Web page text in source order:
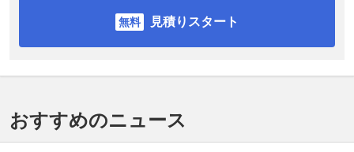
見積りスタート
おすすめのニュース